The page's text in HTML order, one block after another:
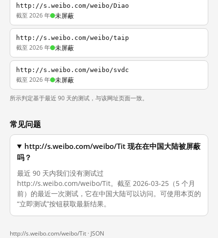
http://s.weibo.com/weibo/Diao
截至 2026 年 未屏蔽
http://s.weibo.com/weibo/taip
截至 2026 年 未屏蔽
http://s.weibo.com/weibo/svdc
截至 2026 年 未屏蔽
所示判定基于最近 90 天的测试，与该网址页面一致。
常见问题
http://s.weibo.com/weibo/Tit 现在在中国大陆被屏蔽
吗？
最近 90 天内我们没有测试过
http://s.weibo.com/weibo/Tit。截至 2026-03-25（5 个月
前）的最近一次测试，它在中国大陆可以访问。可使用本页的
“立即测试”按钮获取最新结果。
http://s.weibo.com/weibo/Tit · JSON